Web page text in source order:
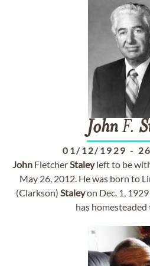
JohnF.
01/12/1929 -
John FletcherStaleyleft to be
May 26, 2012. He was born to
(Clarkson) Staleyon Dec. 1,
has homesteaded